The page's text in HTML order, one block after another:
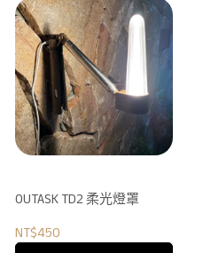
OUTASK TD2 柔光燈罩
NT$450